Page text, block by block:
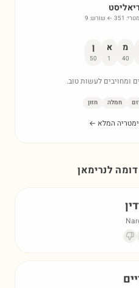
351 ← שורש: 9
מ
40
א
1
ן
50
ומחויבים לעשות טוב.
חמלה חזון
המלא ←
לנרימאן